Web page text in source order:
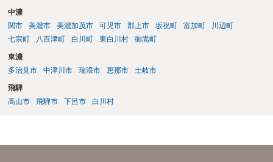
中濃
関市
美濃市 美濃加茂市 可児市 郡上市 坂祝町 富加町
川辺町
七宗町
八百津町 白川町 東白川村 御嵩町
東濃
多治見市
中津川市 瑞浪市 恵那市 土岐市
飛騨
高山市
飛騨市 下呂市 白川村